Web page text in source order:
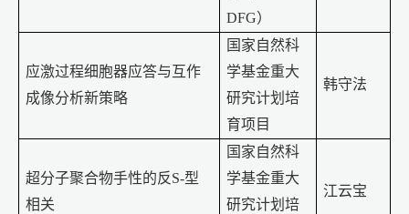
DFG）
应激过程细胞器应答与互作
成像分析新策略
国家自然科
学基金重大
研究计划培
育项目
韩守法
超分子聚合物手性的反S-型
相关
国家自然科
学基金重大
研究计划培
江云宝